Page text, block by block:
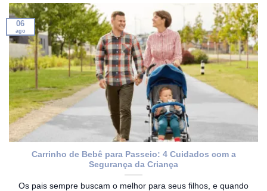
Carrinho de Bebê para Passeio: 4 Cuidados com a
Segurança da Criança
Os pais sempre buscam o melhor para seus filhos, e quando
06
ago